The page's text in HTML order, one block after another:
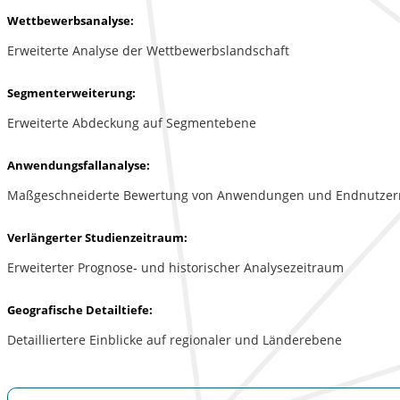
Wettbewerbsanalyse:
Erweiterte Analyse der Wettbewerbslandschaft
Segmenterweiterung:
Erweiterte Abdeckung auf Segmentebene
Anwendungsfallanalyse:
Maßgeschneiderte Bewertung von Anwendungen und
Verlängerter Studienzeitraum:
Erweiterter Prognose- und historischer Analysezeitraum
Geografische Detailtiefe:
Detailliertere Einblicke auf regionaler und Länderebene